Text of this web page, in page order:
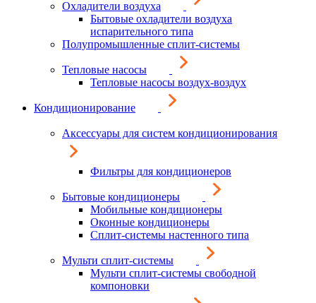
Охладители воздуха
Бытовые охладители воздуха
испарительного типа
Полупромышленные сплит-системы
Тепловые насосы
Тепловые насосы воздух-воздух
Кондиционирование
Аксессуары для систем кондиционирования
Фильтры для кондиционеров
Бытовые кондиционеры
Мобильные кондиционеры
Оконные кондиционеры
Сплит-системы настенного типа
Мульти сплит-системы
Мульти сплит-системы свободной
компоновки